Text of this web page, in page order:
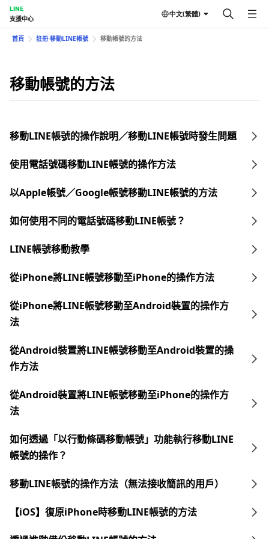
LINE
支援中心
中文(繁體)
首頁 註冊⋅移動LINE帳號 移動帳號的方法
移動帳號的方法
移動LINE帳號的操作說明／移動LINE帳號時發生問題
使用電話號碼移動LINE帳號的操作方法
以Apple帳號／Google帳號移動LINE帳號的方法
如何使用不同的電話號碼移動LINE帳號？
LINE帳號移動教學
從iPhone將LINE帳號移動至iPhone的操作方法
從iPhone將LINE帳號移動至Android裝置的操作方
法
從Android裝置將LINE帳號移動至Android裝置的操
作方法
從Android裝置將LINE帳號移動至iPhone的操作方
法
如何透過「以行動條碼移動帳號」功能執行移動LINE
帳號的操作？
移動LINE帳號的操作方法（無法接收簡訊的用戶）
【iOS】復原iPhone時移動LINE帳號的方法